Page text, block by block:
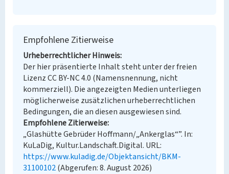
Empfohlene Zitierweise
Urheberrechtlicher Hinweis
Der hier präsentierte Inhalt steht unter der freien
Lizenz CC BY-NC 4.0 (Namensnennung, nicht
kommerziell). Die angezeigten Medien unterliegen
möglicherweise zusätzlichen urheberrechtlichen
Bedingungen, die an diesen ausgewiesen sind.
Empfohlene Zitierweise
„Glashütte Gebrüder Hoffmann/„Ankerglas“”. In:
KuLaDig, Kultur.Landschaft.Digital. URL:
https://www.kuladig.de/Objektansicht/BKM-
31100102(Abgerufen: 8. August 2026)